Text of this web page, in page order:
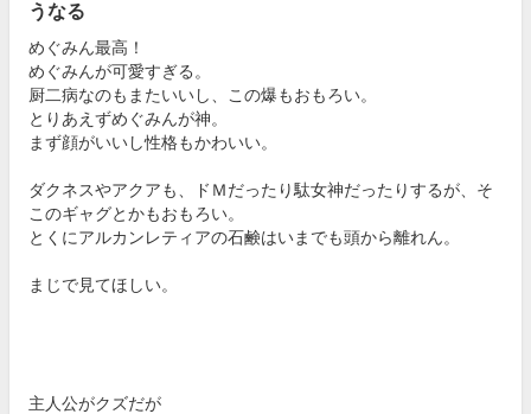
うなる
めぐみん最高！
めぐみんが可愛すぎる。
厨二病なのもまたいいし、この爆もおもろい。
とりあえずめぐみんが神。
まず顔がいいし性格もかわいい。
ダクネスやアクアも、ドＭだったり駄女神だったりするが、そ
このギャグとかもおもろい。
とくにアルカンレティアの石鹸はいまでも頭から離れん。
まじで見てほしい。
主人公がクズだが